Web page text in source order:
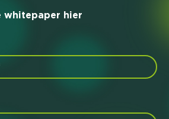
whitepaper hier